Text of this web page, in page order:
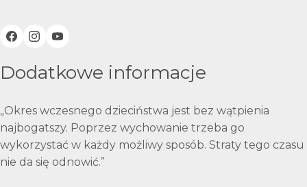
Dodatkowe informacje
„Okres wczesnego dzieciństwa jest bez wątpienia
najbogatszy. Poprzez wychowanie trzeba go
wykorzystać w każdy możliwy sposób. Straty tego czasu
nie da się odnowić.”